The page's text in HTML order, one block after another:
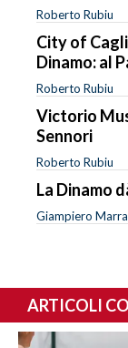
Roberto Rubiu
City of
Dinamo: al
Roberto Rubiu
Victorio
Sennori
Roberto Rubiu
La Dinamo
Giampiero
ARTICOLI